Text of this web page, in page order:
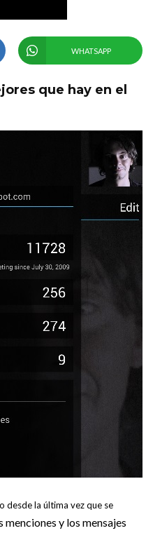
WHATSAPP
que hay en el
desde la última vez que se
y los mensajes